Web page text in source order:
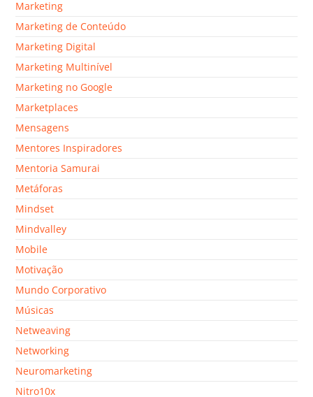
Marketing
Marketing de Conteúdo
Marketing Digital
Marketing Multinível
Marketing no Google
Marketplaces
Mensagens
Mentores Inspiradores
Mentoria Samurai
Metáforas
Mindset
Mindvalley
Mobile
Motivação
Mundo Corporativo
Músicas
Netweaving
Networking
Neuromarketing
Nitro10x